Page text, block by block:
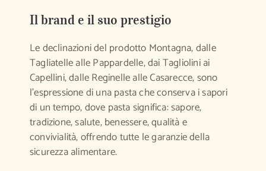
Il brand e il suo prestigio
Le declinazioni del prodotto Montagna, dalle
Tagliatelle alle Pappardelle, dai Tagliolini ai
Capellini, dalle Reginelle alle Casarecce, sono
l’espressione di una pasta che conserva i sapori
di un tempo, dove pasta significa: sapore,
tradizione, salute, benessere, qualità e
convivialità, offrendo tutte le garanzie della
sicurezza alimentare.